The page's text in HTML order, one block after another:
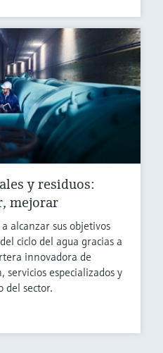
y residuos:
mejorar
alcanzar sus objetivos
ciclo del agua gracias a
innovadora de
especializados y
del sector.